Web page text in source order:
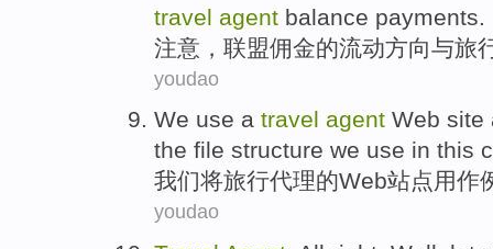
travel agent balance payments
注意 ， 联盟佣金的流动方向与旅
youdao
We use a travel agent Web site
the file structure we use in this
我们将旅行代理的Web站点用作
youdao